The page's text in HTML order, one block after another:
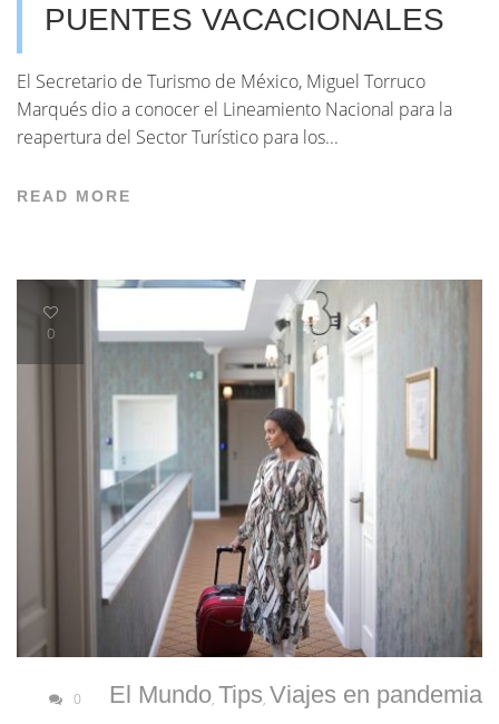
PUENTES VACACIONALES
El Secretario de Turismo de México, Miguel Torruco
Marqués dio a conocer el Lineamiento Nacional para la
reapertura del Sector Turístico para los...
READ MORE
0
El Mundo, Tips, Viajes en pandemia
0